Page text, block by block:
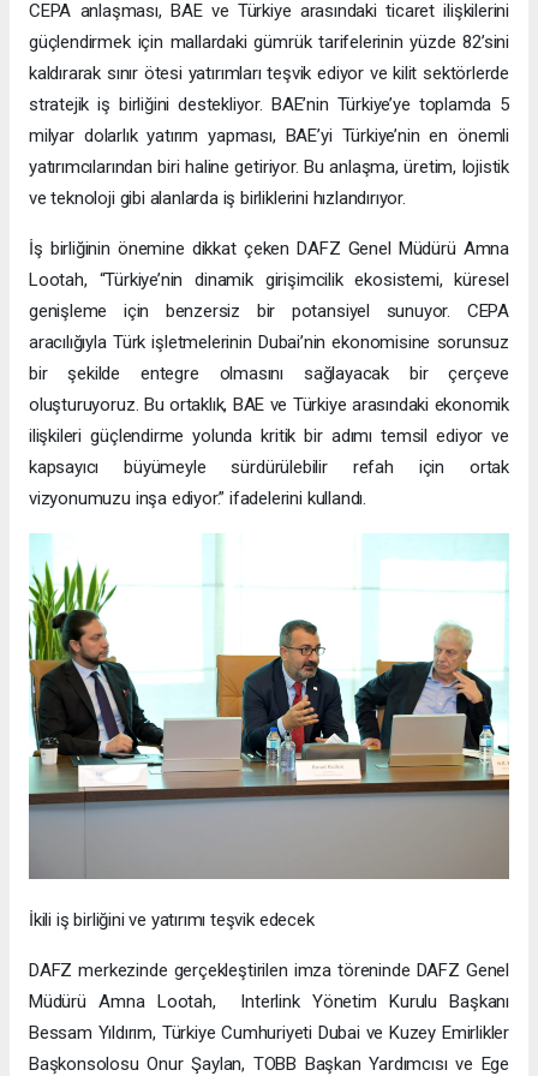
CEPA anlaşması, BAE ve Türkiye arasındaki ticaret ilişkilerini
güçlendirmek için mallardaki gümrük tarifelerinin yüzde 82’sini
kaldırarak sınır ötesi yatırımları teşvik ediyor ve kilit sektörlerde
stratejik iş birliğini destekliyor. BAE’nin Türkiye’ye toplamda 5
milyar dolarlık yatırım yapması, BAE’yi Türkiye’nin en önemli
yatırımcılarından biri haline getiriyor. Bu anlaşma, üretim, lojistik
ve teknoloji gibi alanlarda iş birliklerini hızlandırıyor.
İş birliğinin önemine dikkat çeken DAFZ Genel Müdürü Amna
Lootah, “Türkiye’nin dinamik girişimcilik ekosistemi, küresel
genişleme için benzersiz bir potansiyel sunuyor. CEPA
aracılığıyla Türk işletmelerinin Dubai’nin ekonomisine sorunsuz
bir şekilde entegre olmasını sağlayacak bir çerçeve
oluşturuyoruz. Bu ortaklık, BAE ve Türkiye arasındaki ekonomik
ilişkileri güçlendirme yolunda kritik bir adımı temsil ediyor ve
kapsayıcı büyümeyle sürdürülebilir refah için ortak
vizyonumuzu inşa ediyor.” ifadelerini kullandı.
İkili iş birliğini ve yatırımı teşvik edecek
DAFZ merkezinde gerçekleştirilen imza töreninde DAFZ Genel
Müdürü Amna Lootah, Interlink Yönetim Kurulu Başkanı
Bessam Yıldırım, Türkiye Cumhuriyeti Dubai ve Kuzey Emirlikler
Başkonsolosu Onur Şaylan, TOBB Başkan Yardımcısı ve Ege